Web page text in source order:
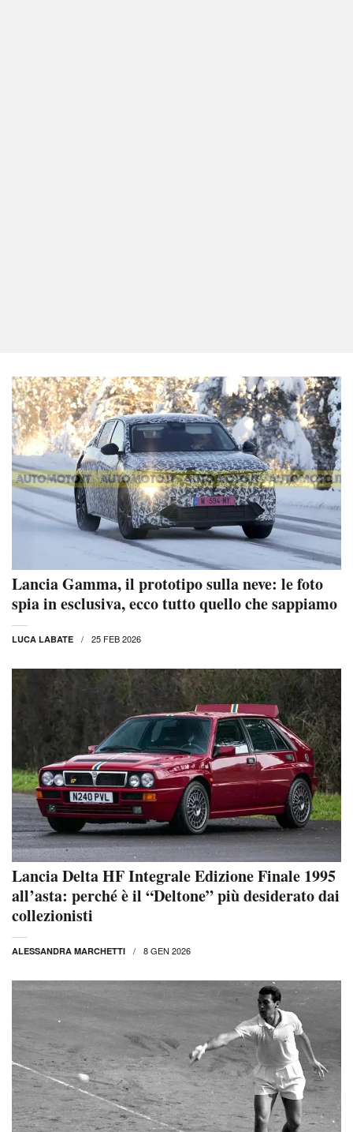
Lancia Gamma, il prototipo sulla neve: le foto
spia in esclusiva, ecco tutto quello che sappiamo
LUCA LABATE 25 FEB 2026
Lancia Delta HF Integrale Edizione Finale 1995
all’asta: perché è il “Deltone” più desiderato dai
collezionisti
ALESSANDRA MARCHETTI 8 GEN 2026